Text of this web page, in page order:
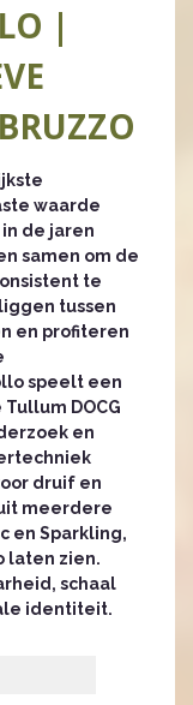
|
waarde
de jaren
samen om de
te
tussen
en profiteren
speelt een
DOCG
en
druif en
meerdere
en Sparkling,
laten zien.
schaal
identiteit.